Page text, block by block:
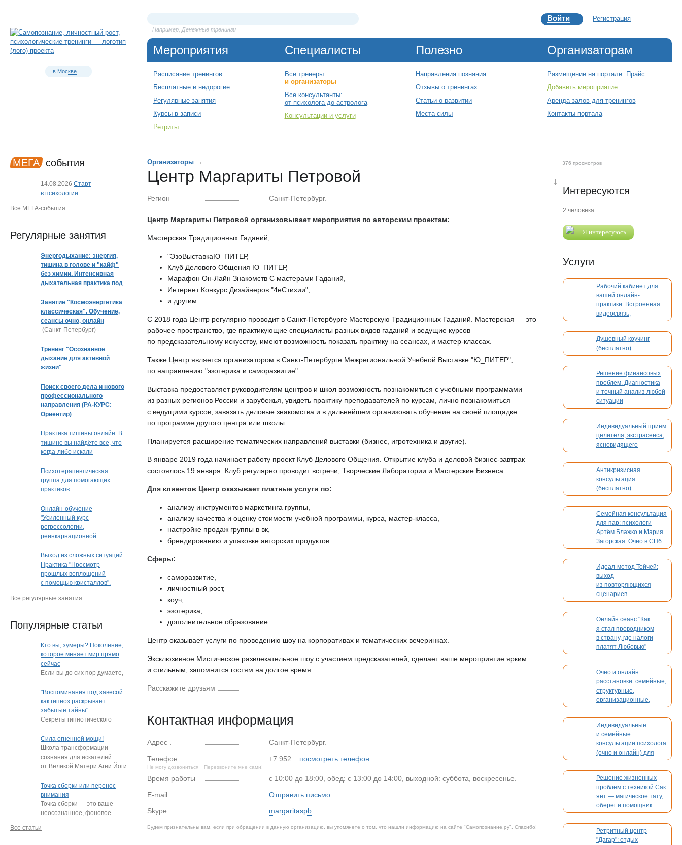
в Москве
Например, Денежные тренинги
Войти Регистрация
Мероприятия
Расписание тренингов
Бесплатные и недорогие
Регулярные занятия
Курсы в записи
Ретриты
Специалисты
Все тренеры
и организаторы
Все консультанты:
от психолога до астролога
Консультации и услуги
Полезно
Направления познания
Отзывы о тренингах
Статьи о развитии
Места силы
Организаторам
Размещение на портале. Прайс
Добавить мероприятие
Аренда залов для тренингов
Контакты портала
↓
Интересуются
2 человека…
Я интересуюсь
Услуги
Рабочий кабинет для
вашей онлайн-
практики. Встроенная
видеосвязь,
бронирование,
платежи. Без
конкуренции
Душевный коучинг
(бесплатно)
Решение финансовых
проблем. Диагностика
и точный анализ любой
ситуации
Индивидуальный приём
целителя, экстрасенса,
ясновидящего
Антикризисная
консультация
(бесплатно)
Семейная консультация
для пар: психологи
Артём Блажко и Мария
Загорская. Очно в СПб
и онлайн
Идеал-метод Тойчей:
выход
из повторяющихся
сценариев
Онлайн сеанс "Как
я стал проводником
в страну, где налоги
платят Любовью"
Очно и онлайн
расстановки: семейные,
структурные,
организационные,
духовные, кармические
Индивидуальные
и семейные
консультации психолога
(очно и онлайн) для
взрослых и детей
Решение жизненных
проблем с техникой Сак
янт — магическое тату,
оберег и помощник
Ретритный центр
"Дагар": отдых
Организаторы →
Центр Маргариты Петровой
376 просмотров
Регион Санкт-Петербург.
Центр Маргариты Петровой организовывает мероприятия по авторским проектам:
Мастерская Традиционных Гаданий,
"ЭзоВыставкаЮ_ПИТЕР,
Клуб Делового Общения Ю_ПИТЕР,
Марафон Он-Лайн Знакомств С мастерами Гаданий,
Интернет Конкурс Дизайнеров "4еСтихии",
и другим.
С 2018 года Центр регулярно проводит в Санкт-Петербурге Мастерскую Традиционных Гаданий. Мастерская — это
рабочее пространство, где практикующие специалисты разных видов гаданий и ведущие курсов
по предсказательному искусству, имеют возможность показать практику на сеансах, и мастер-классах.
Также Центр является организатором в Санкт-Петербурге Межрегиональной Учебной Выставке "Ю_ПИТЕР",
по направлению "эзотерика и саморазвитие".
Выставка предоставляет руководителям центров и школ возможность познакомиться с учебными программами
из разных регионов России и зарубежья, увидеть практику преподавателей по курсам, лично познакомиться
с ведущими курсов, завязать деловые знакомства и в дальнейшем организовать обучение на своей площадке
по программе другого центра или школы.
Планируется расширение тематических направлений выставки (бизнес, игротехника и другие).
В январе 2019 года начинает работу проект Клуб Делового Общения. Открытие клуба и деловой бизнес-завтрак
состоялось 19 января. Клуб регулярно проводит встречи, Творческие Лаборатории и Мастерские Бизнеса.
Для клиентов Центр оказывает платные услуги по:
анализу инструментов маркетинга группы,
анализу качества и оценку стоимости учебной программы, курса, мастер-класса,
настройке продаж группы в вк,
брендированию и упаковке авторских продуктов.
Сферы:
саморазвитие,
личностный рост,
коуч,
эзотерика,
дополнительное образование.
Центр оказывает услуги по проведению шоу на корпоративах и тематических вечеринках.
Эксклюзивное Мистическое развлекательное шоу с участием предсказателей, сделает ваше мероприятие ярким
и стильным, запомнится гостям на долгое время.
Расскажите друзьям
Контактная информация
Адрес Санкт-Петербург.
Телефон
Не могу дозвониться Перезвоните мне сами!
+7 952… посмотреть телефон
Время работы
с 10:00 до 18:00, обед: с 13:00 до 14:00, выходной: суббота, воскресенье.
E-mail
Отправить письмо.
Skype
margaritaspb.
Будем признательны вам, если при обращении в данную организацию, вы упомянете о том, что нашли информацию на сайте "Самопознание.ру". Спасибо!
МЕГА события
14.08.2026 Старт
в психологии
Все МЕГА-события
Регулярные занятия
Энергодыхание: энергия,
тишина в голове и "кайф"
без химии. Интенсивная
дыхательная практика под
Занятие "Космоэнергетика
классическая". Обучение,
сеансы очно, онлайн
(Санкт-Петербург)
Тренинг "Осознанное
дыхание для активной
жизни"
Поиск своего дела и нового
профессионального
направления (РА-КУРС:
Ориентир)
Практика тишины онлайн. В
тишине вы найдёте все, что
когда-либо искали
Психотерапевтическая
группа для помогающих
практиков
Онлайн-обучение
"Усиленный курс
регрессологии,
реинкарнационной
Выход из сложных ситуаций.
Практика "Просмотр
прошлых воплощений
с помощью кристаллов".
(очно или дистанционно)
Все регулярные занятия
Популярные статьи
Кто вы, зумеры? Поколение,
которое меняет мир прямо
сейчас
Если вы до сих пор думаете,
"подростки, которые
постоянно …
"Воспоминания под завесой:
как гипноз раскрывает
забытые тайны"
Секреты гипнотического
Нередко под гипнозом люди
извлекают из глубин…
Сила огненной мощи!
Школа трансформации
сознания для искателей
от Великой Матери Агни Йоги
Точка сборки или перенос
внимания
Точка сборки — это ваше
неосознанное, фоновое
на определённый
Все статьи